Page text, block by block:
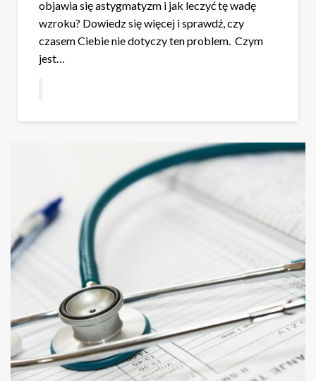
objawia się astygmatyzm i jak leczyć tę wadę
wzroku? Dowiedz się więcej i sprawdź, czy
czasem Ciebie nie dotyczy ten problem. Czym
jest…